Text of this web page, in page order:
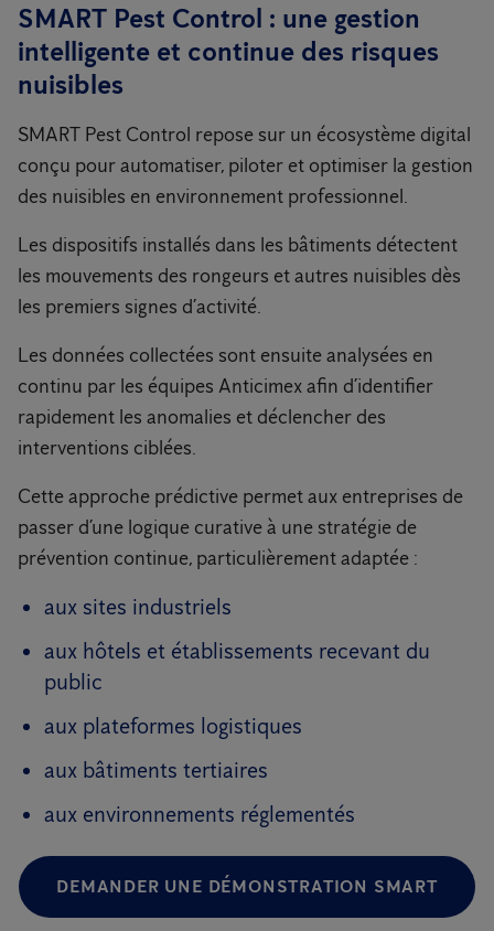
SMART Pest Control : une gestion
intelligente et continue des risques
nuisibles
SMART Pest Control repose sur un écosystème digital
conçu pour automatiser, piloter et optimiser la gestion
des nuisibles en environnement professionnel.
Les dispositifs installés dans les bâtiments détectent
les mouvements des rongeurs et autres nuisibles dès
les premiers signes d’activité.
Les données collectées sont ensuite analysées en
continu par les équipes Anticimex afin d’identifier
rapidement les anomalies et déclencher des
interventions ciblées.
Cette approche prédictive permet aux entreprises de
passer d’une logique curative à une stratégie de
prévention continue, particulièrement adaptée :
aux sites industriels
aux hôtels et établissements recevant du
public
aux plateformes logistiques
aux bâtiments tertiaires
aux environnements réglementés
DEMANDER UNE DÉMONSTRATION SMART